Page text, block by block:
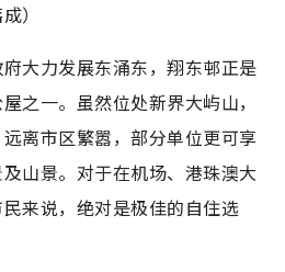
）
大力发展东涌东，翔东邨正是
之一。虽然位处新界大屿山，
离市区繁嚣，部分单位更可享
山景。对于在机场、港珠澳大
来说，绝对是极佳的自住选